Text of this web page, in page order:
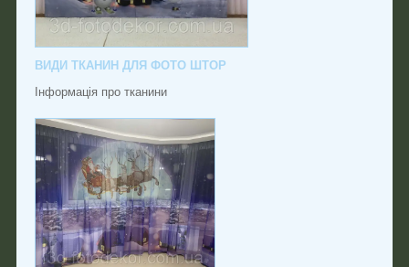
ВИДИ ТКАНИН ДЛЯ ФОТО ШТОР
Інформація про тканини